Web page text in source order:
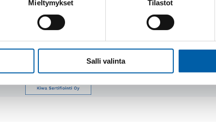
Mieltymykset Tilastot
Salli valinta